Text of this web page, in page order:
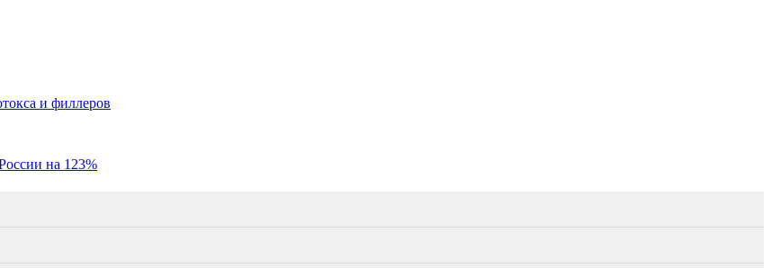
и филлеров
на 123%